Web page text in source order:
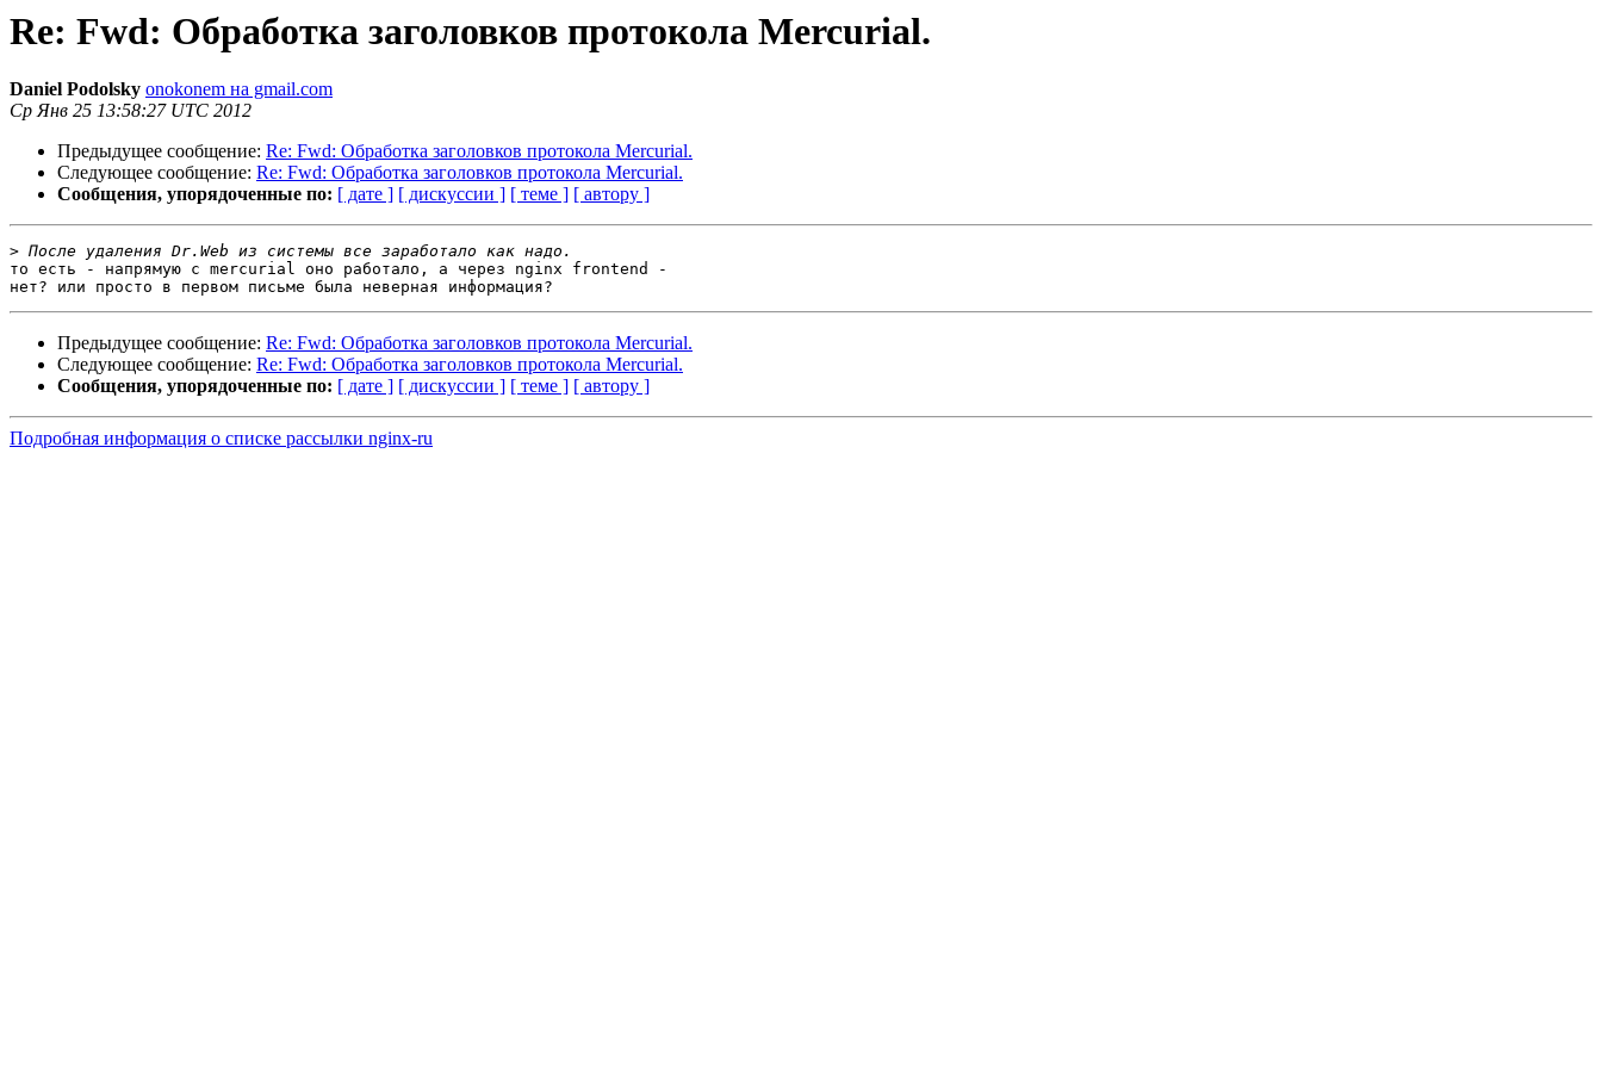
Re: Fwd: Обработка заголовков протокола Mercurial.
Daniel Podolsky onokonem на gmail.com
Ср Янв 25 13:58:27 UTC 2012
Предыдущее сообщение: Re: Fwd: Обработка заголовков протокола Mercurial.
Следующее сообщение: Re: Fwd: Обработка заголовков протокола Mercurial.
Сообщения, упорядоченные по: [ дате ] [ дискуссии ] [ теме ] [ автору ]
>
то есть - напрямую с mercurial оно работало, а через nginx frontend -
Предыдущее сообщение: Re: Fwd: Обработка заголовков протокола Mercurial.
Следующее сообщение: Re: Fwd: Обработка заголовков протокола Mercurial.
Сообщения, упорядоченные по: [ дате ] [ дискуссии ] [ теме ] [ автору ]
Подробная информация о списке рассылки nginx-ru